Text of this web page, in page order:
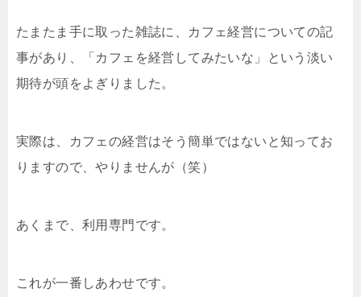
たまたま手に取った雑誌に、カフェ経営についての記
事があり、「カフェを経営してみたいな」という淡い
期待が頭をよぎりました。
実際は、カフェの経営はそう簡単ではないと知ってお
りますので、やりませんが（笑）
あくまで、利用専門です。
これが一番しあわせです。